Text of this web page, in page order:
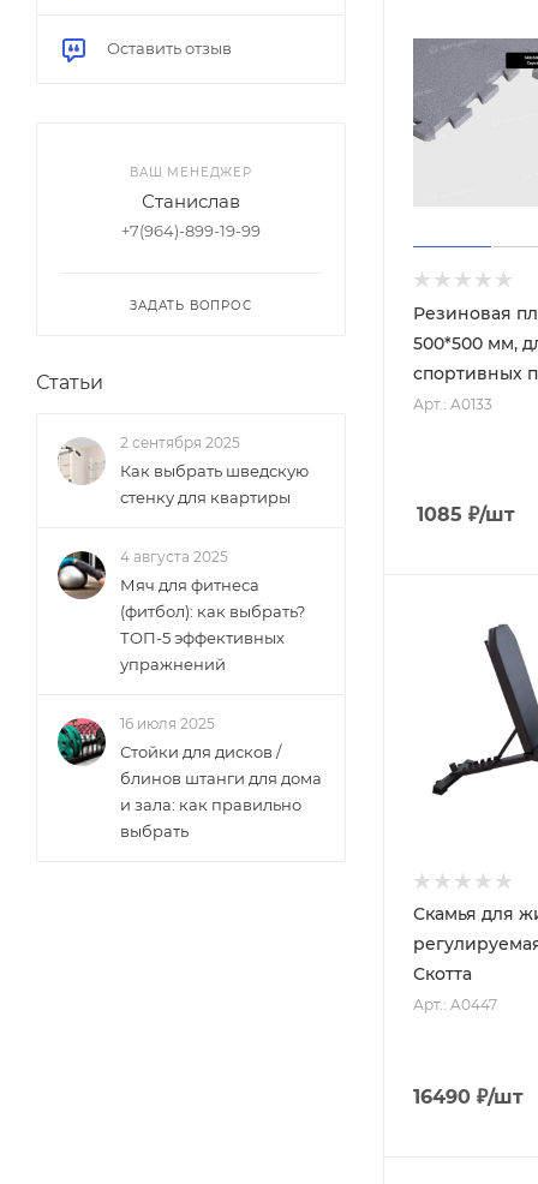
Резиновая
500*500 мм,
спортивных
Арт.: A0133
1085 ₽/шт
Скамья для
Скотта
Арт.: A0447
16490 ₽/шт
Степперы
Таймеры
Турники
Утяжелители
Электроника для спорта
Эспандеры и жгуты
Голубой
Деним
Сиреневый
Коричневый
Чёрный
Белый / оранжевый
Жёлтый / красный
Красный / салатовый
Красный/черный
Оливковый / чёрный
Оранжевый / салатовый
Оранжевый / серый
Оставить отзыв
ВАШ МЕНЕДЖЕР
Станислав
+7(964)-899-19-99
ЗАДАТЬ ВОПРОС
Статьи
2 сентября 2025
Как выбрать шведскую
стенку для квартиры
4 августа 2025
Мяч для фитнеса
(фитбол): как выбрать?
ТОП-5 эффективных
упражнений
16 июля 2025
Стойки для дисков /
блинов штанги для дома
и зала: как правильно
выбрать